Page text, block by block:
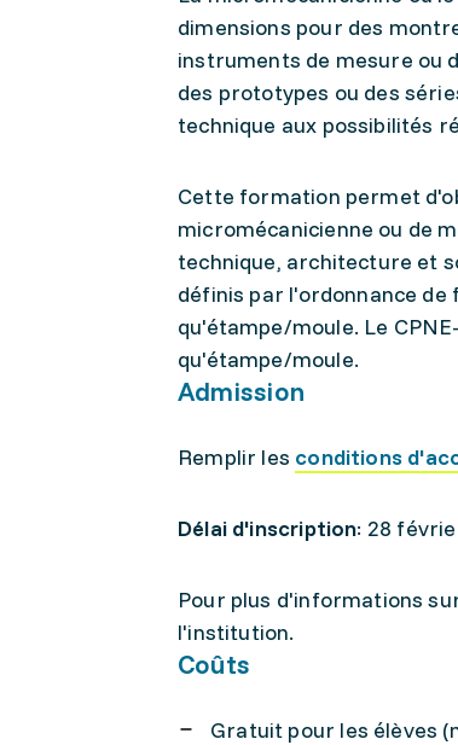
dimensions pour des
instruments de mesure ou
des prototypes ou des
technique aux possibilités
Cette formation permet
micromécanicienne ou de
technique, architecture et
définis par l'ordonnance
qu'étampe/moule. Le
qu'étampe/moule.
Admission
Remplir les conditions
Délai d'inscription: 28
Pour plus d'informations
l'institution.
Coûts
Gratuit pour les élèves